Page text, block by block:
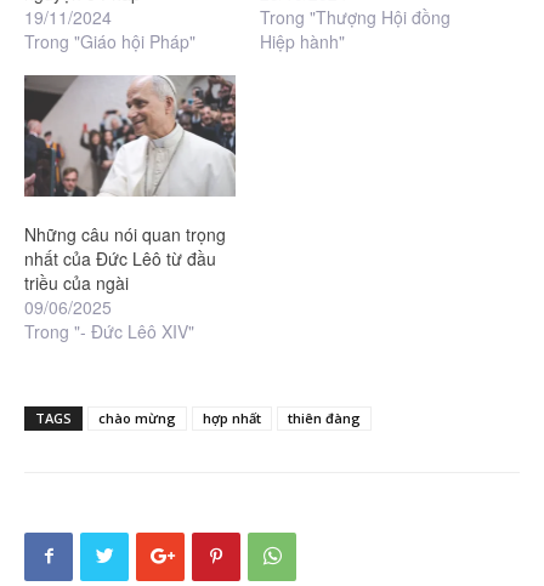
19/11/2024
Trong "Giáo hội Pháp"
Trong "Thượng Hội đồng
Hiệp hành"
Những câu nói quan trọng
nhất của Đức Lêô từ đầu
triều của ngài
09/06/2025
Trong "- Đức Lêô XIV"
TAGS chào mừng hợp nhất thiên đàng